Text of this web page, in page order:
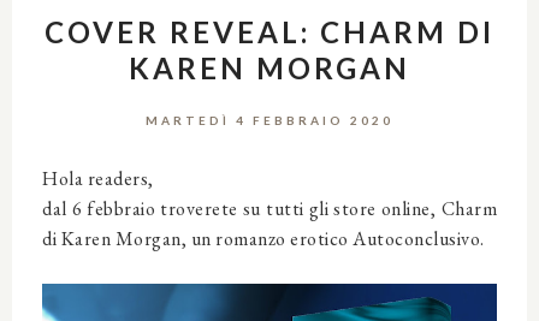
COVER REVEAL: CHARM DI
KAREN MORGAN
MARTEDÌ 4 FEBBRAIO 2020
Hola readers,
dal 6 febbraio troverete su tutti gli store online, Charm
di Karen Morgan, un romanzo erotico Autoconclusivo.